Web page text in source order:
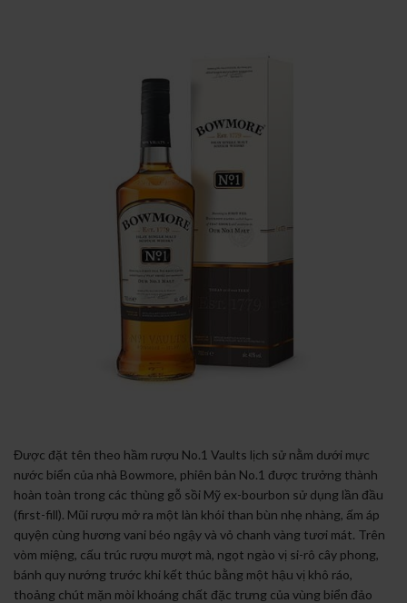
Được đặt tên theo hầm rượu No.1 Vaults lịch sử nằm dưới mực
nước biển của nhà Bowmore, phiên bản No.1 được trưởng thành
hoàn toàn trong các thùng gỗ sồi Mỹ ex-bourbon sử dụng lần đầu
(first-fill). Mũi rượu mở ra một làn khói than bùn nhẹ nhàng, ấm áp
quyện cùng hương vani béo ngậy và vỏ chanh vàng tươi mát. Trên
vòm miệng, cấu trúc rượu mượt mà, ngọt ngào vị si-rô cây phong,
bánh quy nướng trước khi kết thúc bằng một hậu vị khô ráo,
thoảng chút mặn mòi khoáng chất đặc trưng của vùng biển đảo